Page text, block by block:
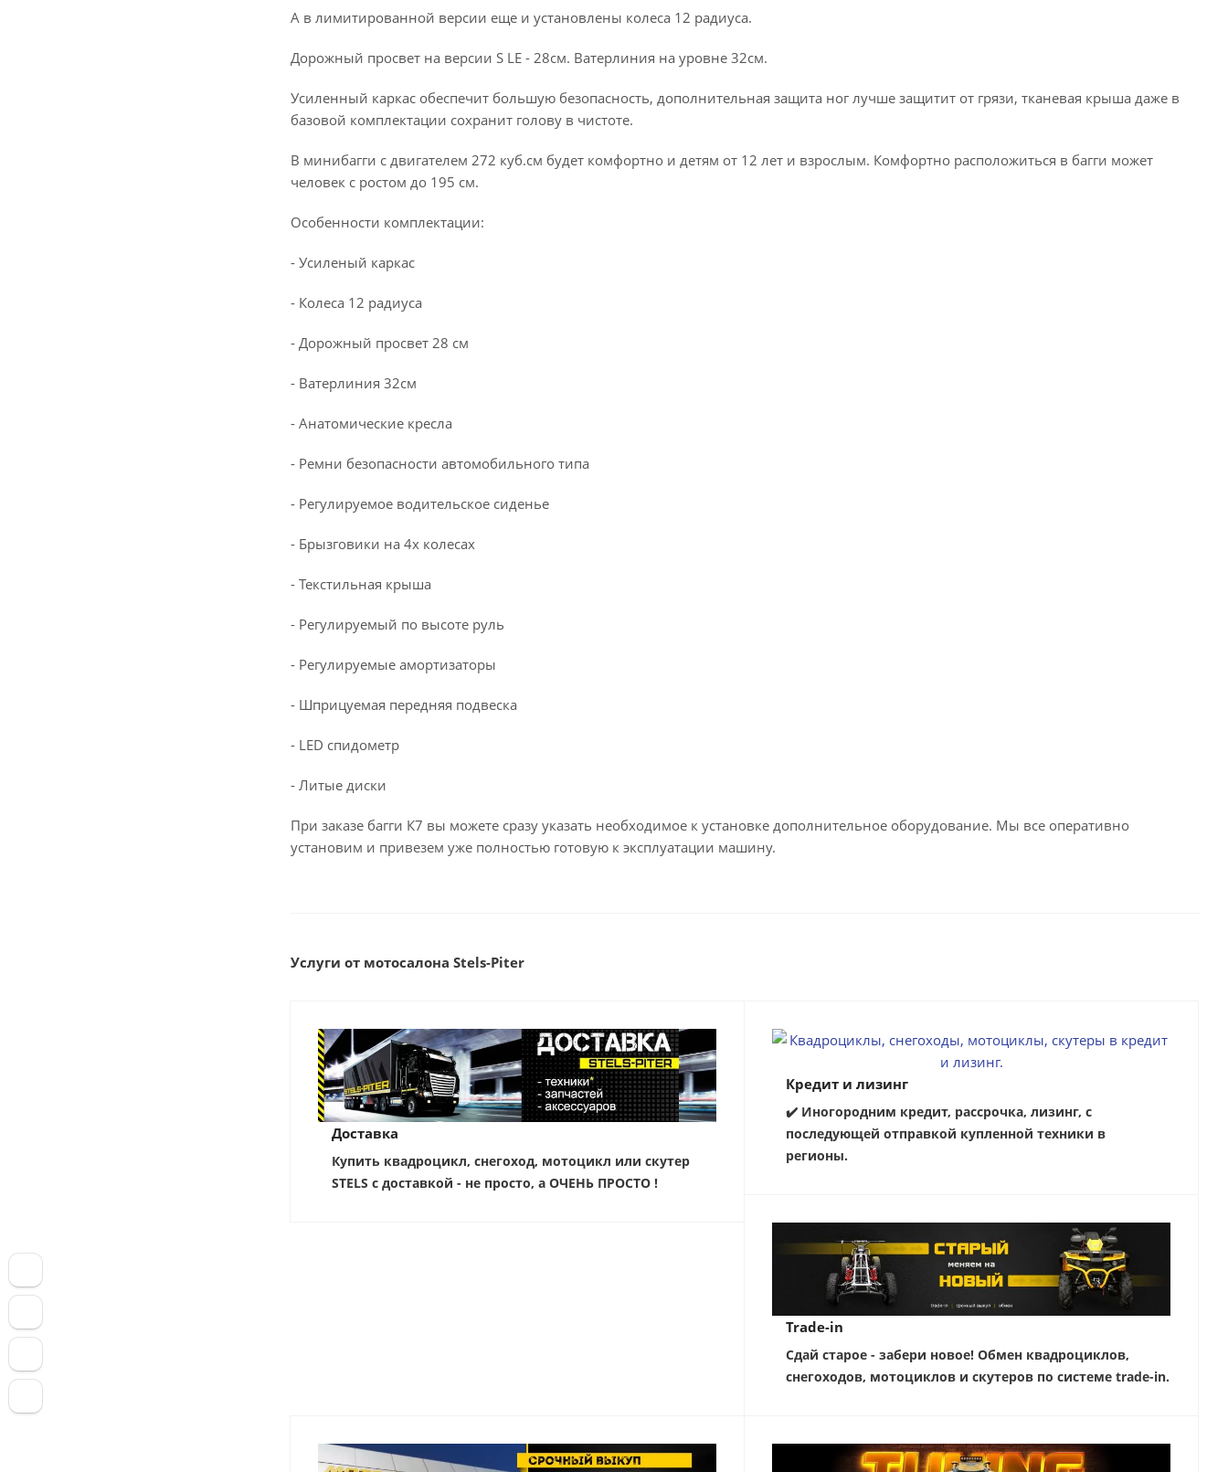
А в лимитированной версии еще и установлены колеса 12 радиуса.
Дорожный просвет на версии S LE - 28см. Ватерлиния на уровне 32см.
Усиленный каркас обеспечит большую безопасность, дополнительная защита ног лучше защитит от грязи, тканевая крыша даже в
базовой комплектации сохранит голову в чистоте.
В минибагги с двигателем 272 куб.см будет комфортно и детям от 12 лет и взрослым. Комфортно расположиться в багги может
человек с ростом до 195 см.
Особенности комплектации:
- Усиленый каркас
- Колеса 12 радиуса
- Дорожный просвет 28 см
- Ватерлиния 32см
- Анатомические кресла
- Ремни безопасности автомобильного типа
- Регулируемое водительское сиденье
- Брызговики на 4х колесах
- Текстильная крыша
- Регулируемый по высоте руль
- Регулируемые амортизаторы
- Шприцуемая передняя подвеска
- LED спидометр
- Литые диски
При заказе багги К7 вы можете сразу указать необходимое к установке дополнительное оборудование. Мы все оперативно
установим и привезем уже полностью готовую к эксплуатации машину.
Услуги от мотосалона Stels-Piter
Доставка
Купить квадроцикл, снегоход, мотоцикл или скутер
STELS с доставкой - не просто, а ОЧЕНЬ ПРОСТО !
Кредит и лизинг
✔️ Иногородним кредит, рассрочка, лизинг, с
последующей отправкой купленной техники в
регионы.
Trade-in
Сдай старое - забери новое! Обмен квадроциклов,
снегоходов, мотоциклов и скутеров по системе trade-in.